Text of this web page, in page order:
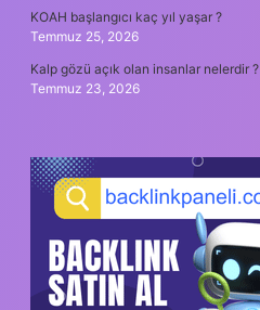
KOAH başlangıcı kaç yıl yaşar ?
Temmuz 25, 2026
Kalp gözü açık olan insanlar nelerdir ?
Temmuz 23, 2026